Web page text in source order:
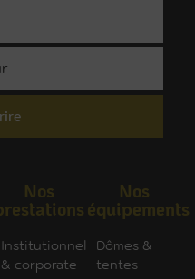
Nos
Institutionnel
& corporate
Nos
équipements
Dômes &
tentes